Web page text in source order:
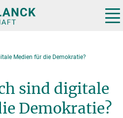
Medien für die Demokratie?
sind digitale
Demokratie?